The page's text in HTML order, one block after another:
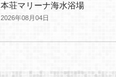
本荘マリーナ海水浴場
2026年08月04日